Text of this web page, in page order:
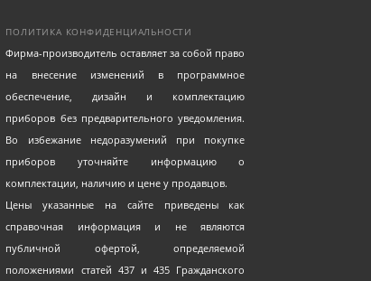
ПОЛИТИКА КОНФИДЕНЦИАЛЬНОСТИ
Фирма-производитель оставляет за собой право
на внесение изменений в программное
обеспечение, дизайн и комплектацию
приборов без предварительного уведомления.
Во избежание недоразумений при покупке
приборов уточняйте информацию о
комплектации, наличию и цене у продавцов.
Цены указанные на сайте приведены как
справочная информация и не являются
публичной офертой, определяемой
положениями статей 437 и 435 Гражданского